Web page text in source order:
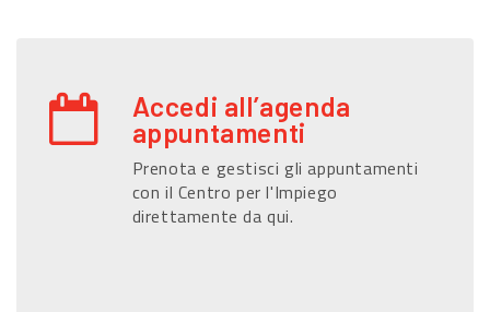
Accedi all’agenda
appuntamenti
Prenota e gestisci gli appuntamenti
con il Centro per l'Impiego
direttamente da qui.